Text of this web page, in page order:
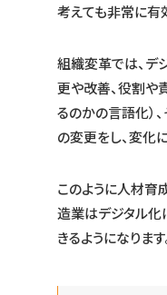
考えても非常に有
組織変革では、デ
更や改善、役割や
るのかの言語化）
の変更をし、変化
このように人材育
造業はデジタル化
きるようになります